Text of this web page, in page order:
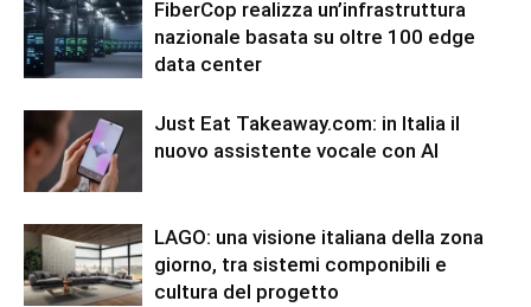
FiberCop realizza un’infrastruttura
nazionale basata su oltre 100 edge
data center
Just Eat Takeaway.com: in Italia il
nuovo assistente vocale con AI
LAGO: una visione italiana della zona
giorno, tra sistemi componibili e
cultura del progetto